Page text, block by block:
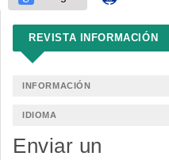
REVISTA INFORMACIÓN
INFORMACIÓN
IDIOMA
Enviar un